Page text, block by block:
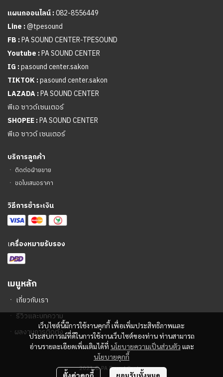
เว็บไซต์นี้มีการใช้งานคุกกี้ เพื่อเพิ่มประสิทธิภาพและ
ประสบการณ์ที่ดีในการใช้งานเว็บไซต์ของท่าน ท่านสามารถ
อ่านรายละเอียดเพิ่มเติมได้ที่ นโยบายความเป็นส่วนตัว และ
นโยบายคุกกี้
ตั้งค่าคุกกี้ ยอมรับทั้งหมด
แผนกออนไลน์ :082-8556449
Line :@tpesound
FB :PA SOUND CENTER-TPESOUND
Youtube :PA SOUND CENTER
IG :pasound center.sakon
TIKTOK :pasound center.sakon
LAZADA :PA SOUND CENTER
พีเอ ซาวด์เซนเตอร์
SHOPEE :PA SOUND CENTER
พีเอ ซาวด์ เซนเตอร์
บริการลูกค้า
ㆍ ติดต่อฝ่ายขาย
ㆍ ขอใบเสนอราคา
วิธีการชำระเงิน
เครื่องหมายรับรอง
เมนูหลัก
ㆍ เกี่ยวกับเรา
ㆍรีวิวและบทความ
ㆍ ผลงานการติดตั้ง
2023 © PA Sound Center